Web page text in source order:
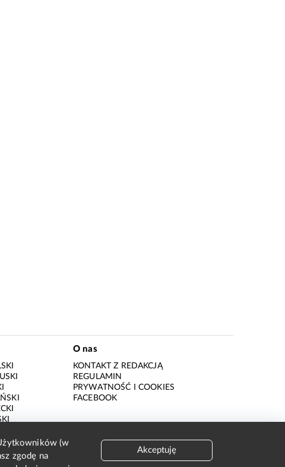
O nas
KONTAKT Z REDAKCJĄ
REGULAMIN
PRYWATNOŚĆ I COOKIES
FACEBOOK
(w
zgodę na
Akceptuję